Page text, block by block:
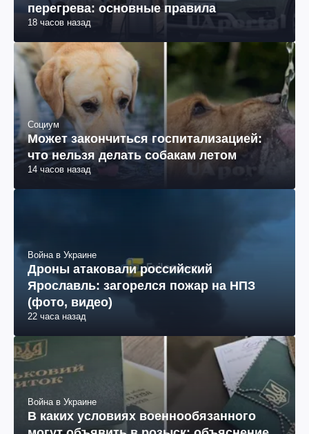
перегрева: основные правила
18 часов назад
Социум
Может закончиться госпитализацией:
что нельзя делать собакам летом
14 часов назад
Война в Украине
Дроны атаковали российский
Ярославль: загорелся пожар на НПЗ
(фото, видео)
22 часа назад
Война в Украине
В каких условиях военнообязанного